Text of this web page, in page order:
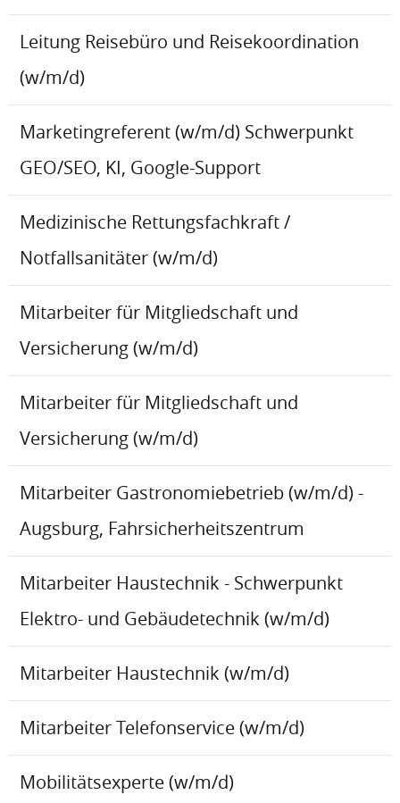
Leitung Reisebüro und Reisekoordination
(w/m/d)
Marketingreferent (w/m/d) Schwerpunkt
GEO/SEO, KI, Google-Support
Medizinische Rettungsfachkraft /
Notfallsanitäter (w/m/d)
Mitarbeiter für Mitgliedschaft und
Versicherung (w/m/d)
Mitarbeiter für Mitgliedschaft und
Versicherung (w/m/d)
Mitarbeiter Gastronomiebetrieb (w/m/d) -
Augsburg, Fahrsicherheitszentrum
Mitarbeiter Haustechnik - Schwerpunkt
Elektro- und Gebäudetechnik (w/m/d)
Mitarbeiter Haustechnik (w/m/d)
Mitarbeiter Telefonservice (w/m/d)
Mobilitätsexperte (w/m/d)